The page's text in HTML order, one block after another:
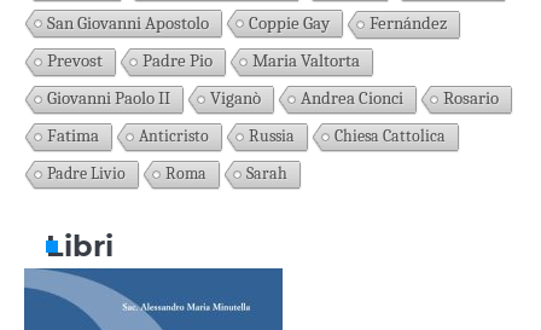
San Giovanni Apostolo
Coppie Gay
Fernández
Prevost
Padre Pio
Maria Valtorta
Giovanni Paolo II
Viganò Andrea Cionci
Rosario
Fatima
Anticristo Russia
Chiesa Cattolica
Padre Livio
Roma Sarah
Libri